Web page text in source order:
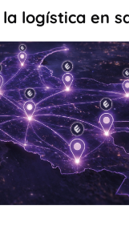
logística en